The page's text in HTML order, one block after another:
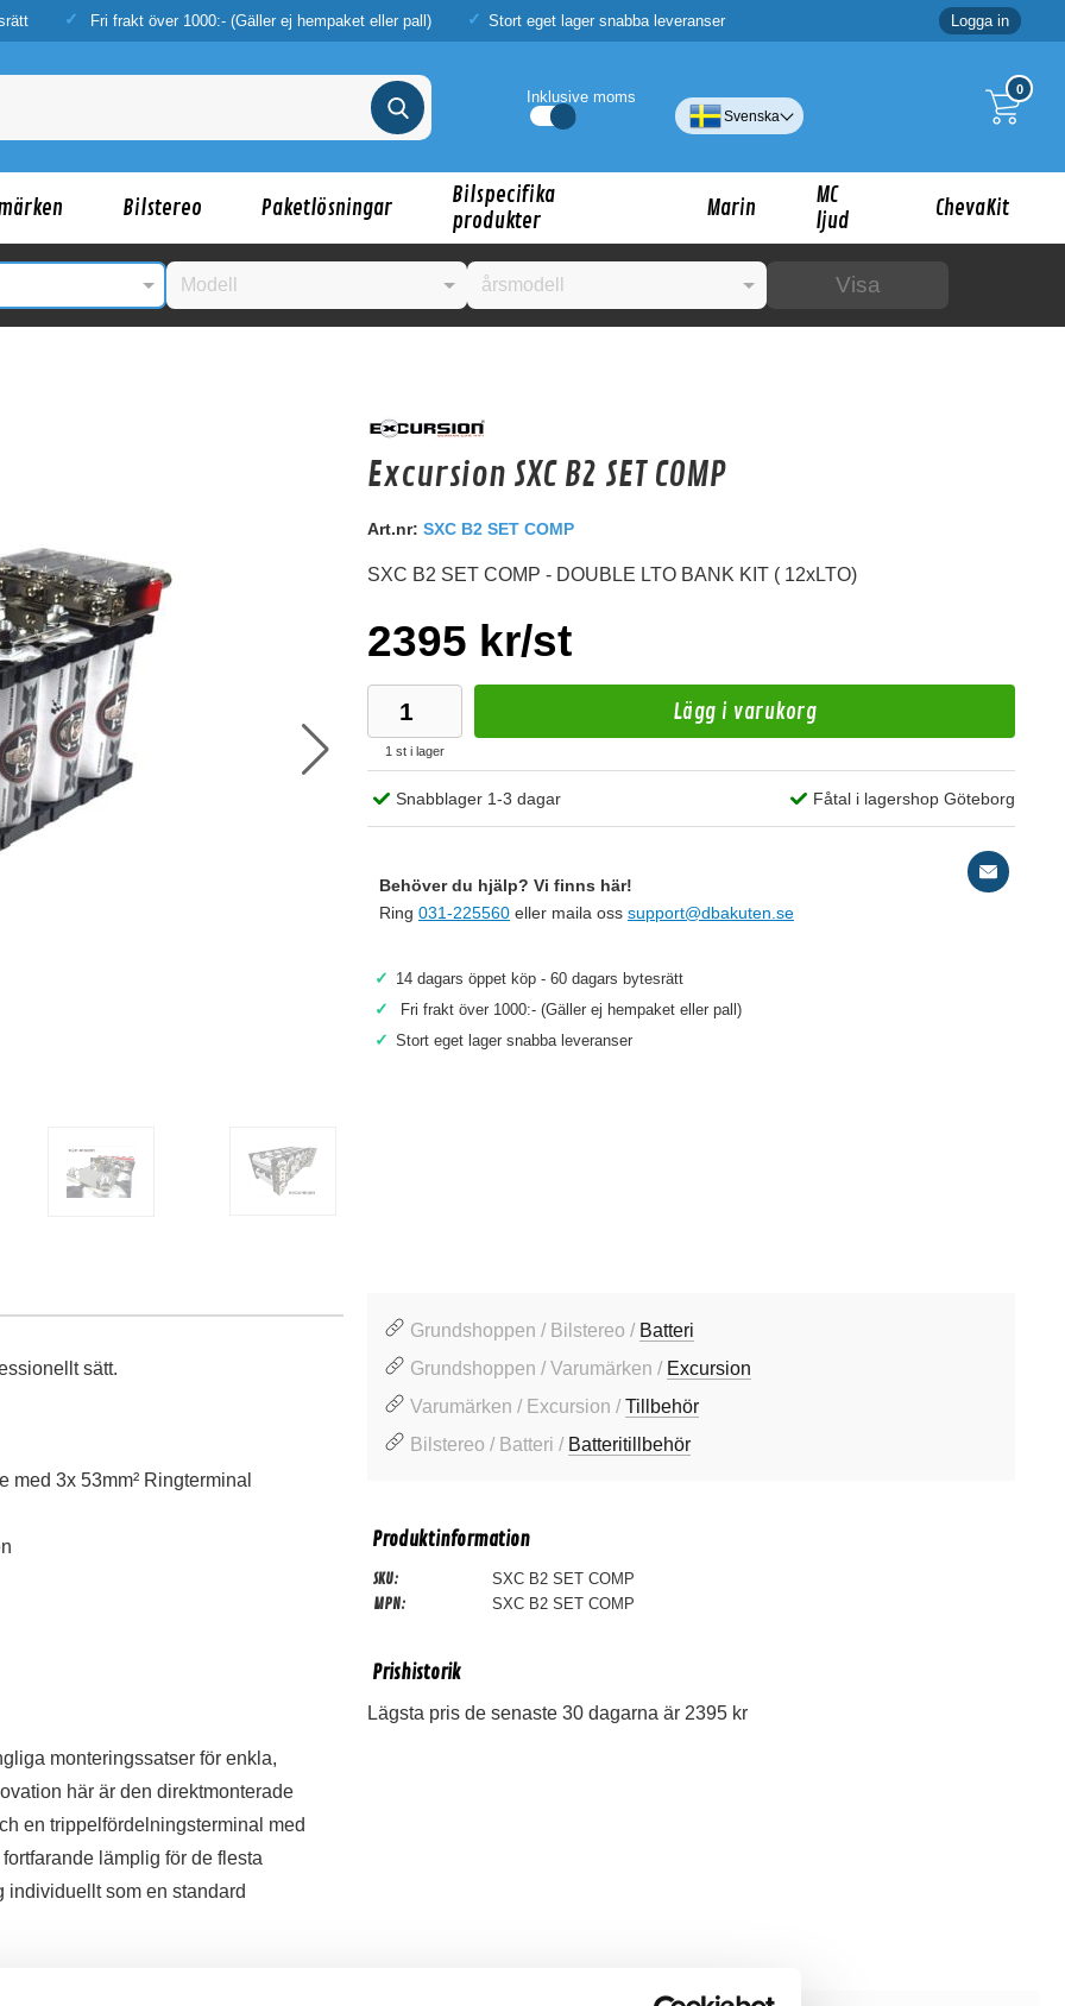
Fri frakt över 1000:- (Gäller ej hempaket eller pall) Stort eget lager snabba leveranser Logga in
0
Inklusive moms
Svenska
Bilstereo Paketlösningar
Bilspecifika
produkter
Marin
MC
ljud
ChevaKit
Visa
någon av dessa produkter kan intressera dig?
Excursion SXC B2 SET COMP
Art.nr: SXC B2 SET COMP
SXC B2 SET COMP - DOUBLE LTO BANK KIT ( 12xLTO)
2395 kr/st
1 st i lager
Lägg i varukorg
Snabblager 1-3 dagar Fåtal i lagershop Göteborg
Behöver du hjälp? Vi finns här!
Ring 031-225560 eller maila oss support@dbakuten.se
✓ 14 dagars öppet köp - 60 dagars bytesrätt
✓ Fri frakt över 1000:- (Gäller ej hempaket eller pall)
✓ Stort eget lager snabba leveranser
sätt.
3x 53mm² Ringterminal
monteringssatser för enkla,
här är den direktmonterade
en trippelfördelningsterminal med
lämplig för de flesta
individuellt som en standard
Grundshoppen / Bilstereo / Batteri
Grundshoppen / Varumärken / Excursion
Varumärken / Excursion /Tillbehör
Bilstereo / Batteri / Batteritillbehör
Produktinformation
SKU: SXC B2 SET COMP
MPN: SXC B2 SET COMP
Prishistorik
Lägsta pris de senaste 30 dagarna är 2395 kr